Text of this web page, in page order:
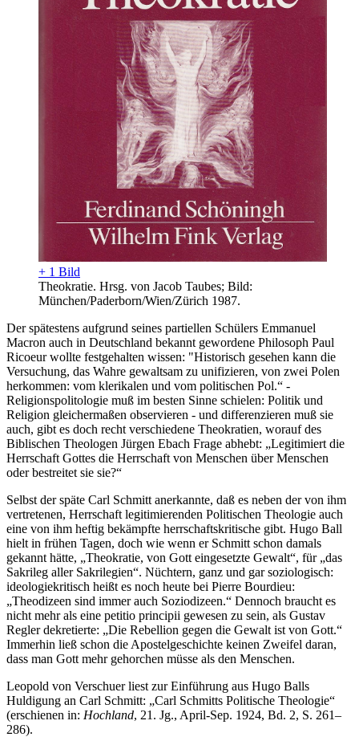
+ 1 Bild
Theokratie. Hrsg. von Jacob Taubes; Bild:
München/Paderborn/Wien/Zürich 1987.
Der spätestens aufgrund seines partiellen Schülers Emmanuel
Macron auch in Deutschland bekannt gewordene Philosoph Paul
Ricoeur wollte festgehalten wissen: "Historisch gesehen kann die
Versuchung, das Wahre gewaltsam zu unifizieren, von zwei Polen
herkommen: vom klerikalen und vom politischen Pol.“ -
Religionspolitologie muß im besten Sinne schielen: Politik und
Religion gleichermaßen observieren - und differenzieren muß sie
auch, gibt es doch recht verschiedene Theokratien, worauf des
Biblischen Theologen Jürgen Ebach Frage abhebt: „Legitimiert die
Herrschaft Gottes die Herrschaft von Menschen über Menschen
oder bestreitet sie sie?“
Selbst der späte Carl Schmitt anerkannte, daß es neben der von ihm
vertretenen, Herrschaft legitimierenden Politischen Theologie auch
eine von ihm heftig bekämpfte herrschaftskritische gibt. Hugo Ball
hielt in frühen Tagen, doch wie wenn er Schmitt schon damals
gekannt hätte, „Theokratie, von Gott eingesetzte Gewalt“, für „das
Sakrileg aller Sakrilegien“. Nüchtern, ganz und gar soziologisch:
ideologiekritisch heißt es noch heute bei Pierre Bourdieu:
„Theodizeen sind immer auch Soziodizeen.“ Dennoch braucht es
nicht mehr als eine petitio principii gewesen zu sein, als Gustav
Regler dekretierte: „Die Rebellion gegen die Gewalt ist von Gott.“
Immerhin ließ schon die Apostelgeschichte keinen Zweifel daran,
dass man Gott mehr gehorchen müsse als den Menschen.
Leopold von Verschuer liest zur Einführung aus Hugo Balls
Huldigung an Carl Schmitt: „Carl Schmitts Politische Theologie“
(erschienen in: Hochland, 21. Jg., April-Sep. 1924, Bd. 2, S. 261–
286).